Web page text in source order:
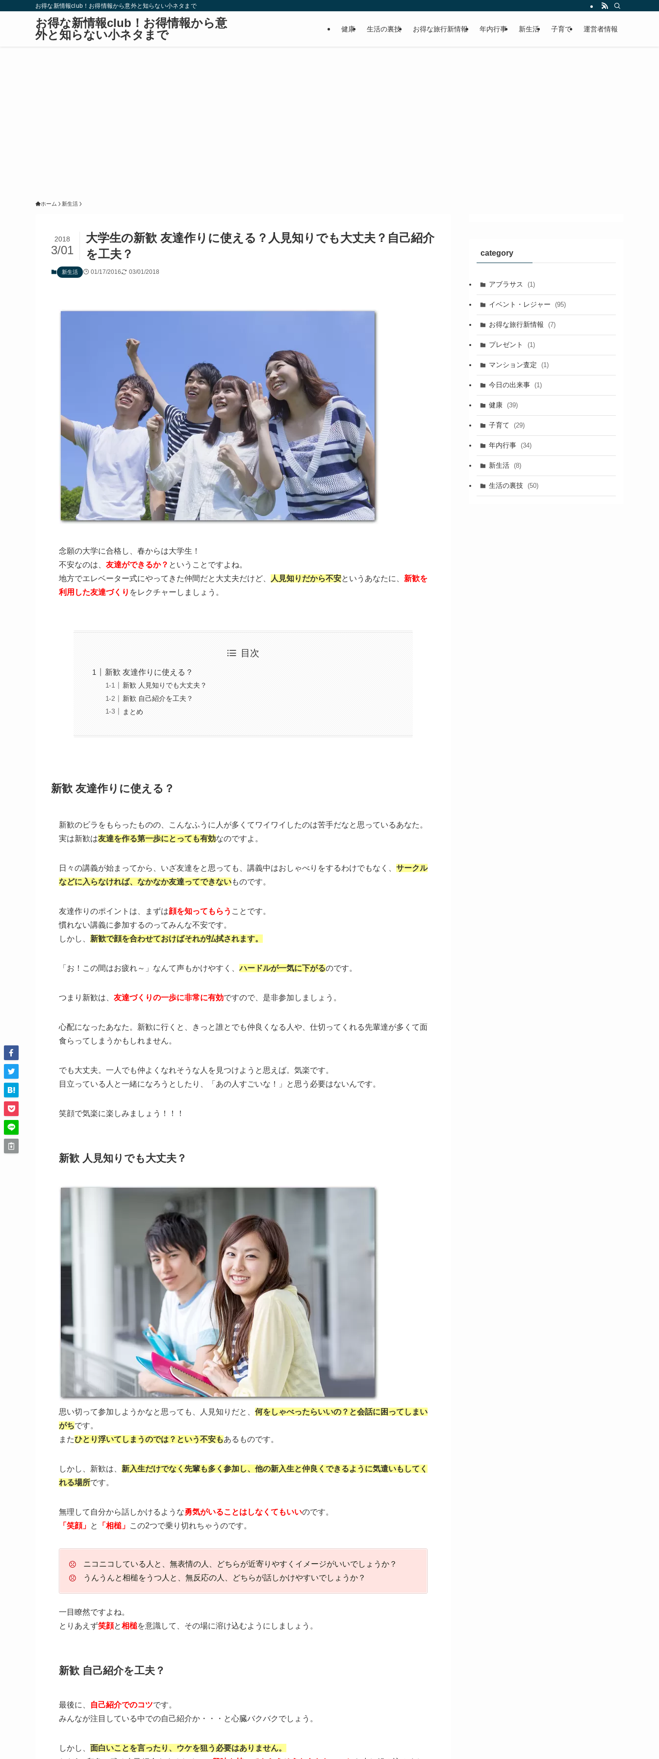
お得な新情報club！お得情報から意外と知らない小ネタまで
お得な新情報club！お得情報から意
外と知らない小ネタまで
健康 生活の裏技 お得な旅行新情報 年内行事 新生活 子育て 運営者情報
ホーム 新生活
大学生の新歓 友達作りに使える？人見知りでも大丈夫？自己紹介
を工夫？
2018
3/01
新生活 01/17/2016 03/01/2018
念願の大学に合格し、春からは大学生！
不安なのは、 友達ができるか？ ということですよね。
地方でエレベーター式にやってきた仲間だと大丈夫だけど、
人見知りだから不安というあなたに、 新歓を
利用した友達づくり をレクチャーしましょう。
目次
新歓 友達作りに使える？
新歓 人見知りでも大丈夫？
新歓 自己紹介を工夫？
まとめ
新歓 友達作りに使える？
新歓のビラをもらったものの、こんなふうに人が多くてワイワイしたのは苦手だなと思っているあなた。
実は新歓は友達を作る第一歩にとっても有効なのですよ。
日々の講義が始まってから、いざ友達をと思っても、講義中はおしゃべりをするわけでもなく、 サークル
などに入らなければ、なかなか友達ってできないものです。
友達作りのポイントは、まずは顔を知ってもらう ことです。
慣れない講義に参加するのってみんな不安です。
しかし、 新歓で顔を合わせておけばそれが払拭されます。
「お！この間はお疲れ～」なんて声もかけやすく、ハードルが一気に下がるのです。
つまり新歓は、 友達づくりの一歩に非常に有効ですので、是非参加しましょう。
心配になったあなた。新歓に行くと、きっと誰とでも仲良くなる人や、仕切ってくれる先輩達が多くて面
食らってしまうかもしれません。
でも大丈夫。一人でも仲よくなれそうな人を見つけようと思えば。気楽です。
目立っている人と一緒になろうとしたり、「あの人すごいな！」と思う必要はないんです。
笑顔で気楽に楽しみましょう！！！
新歓 人見知りでも大丈夫？
思い切って参加しようかなと思っても、人見知りだと、 何をしゃべったらいいの？と会話に困ってしまい
がちです。
またひとり浮いてしまうのでは？という不安もあるものです。
しかし、新歓は、 新入生だけでなく先輩も多く参加し、他の新入生と仲良くできるように気遣いもしてく
れる場所です。
無理して自分から話しかけるような勇気がいることはしなくてもいいのです。
「笑顔」 と 「相槌」 この2つで乗り切れちゃうのです。
ニコニコしている人と、無表情の人、どちらが近寄りやすくイメージがいいでしょうか？
うんうんと相槌をうつ人と、無反応の人、どちらが話しかけやすいでしょうか？
一目瞭然ですよね。
とりあえず笑顔と相槌を意識して、その場に溶け込むようにしましょう。
新歓 自己紹介を工夫？
最後に、 自己紹介でのコツです。
みんなが注目している中での自己紹介か・・・と心臓バクバクでしょう。
しかし、 面白いことを言ったり、ウケを狙う必要はありません。
category
アブラサス (1)
イベント・レジャー (95)
お得な旅行新情報 (7)
プレゼント (1)
マンション査定 (1)
今日の出来事 (1)
健康 (39)
子育て (29)
年内行事 (34)
新生活 (8)
生活の裏技 (50)